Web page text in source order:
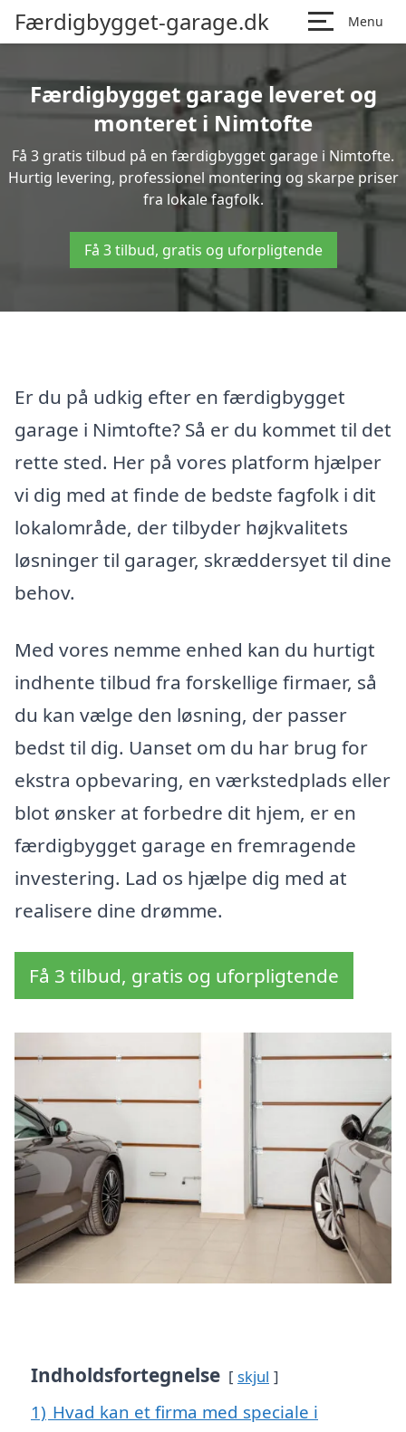
Færdigbygget-garage.dk Menu
Færdigbygget garage leveret og
monteret i Nimtofte
Få 3 gratis tilbud på en færdigbygget garage i Nimtofte.
Hurtig levering, professionel montering og skarpe priser
fra lokale fagfolk.
Få 3 tilbud, gratis og uforpligtende
Er du på udkig efter en færdigbygget
garage i Nimtofte? Så er du kommet til det
rette sted. Her på vores platform hjælper
vi dig med at finde de bedste fagfolk i dit
lokalområde, der tilbyder højkvalitets
løsninger til garager, skræddersyet til dine
behov.
Med vores nemme enhed kan du hurtigt
indhente tilbud fra forskellige firmaer, så
du kan vælge den løsning, der passer
bedst til dig. Uanset om du har brug for
ekstra opbevaring, en værkstedplads eller
blot ønsker at forbedre dit hjem, er en
færdigbygget garage en fremragende
investering. Lad os hjælpe dig med at
realisere dine drømme.
Få 3 tilbud, gratis og uforpligtende
Indholdsfortegnelse skjul
1) Hvad kan et firma med speciale i